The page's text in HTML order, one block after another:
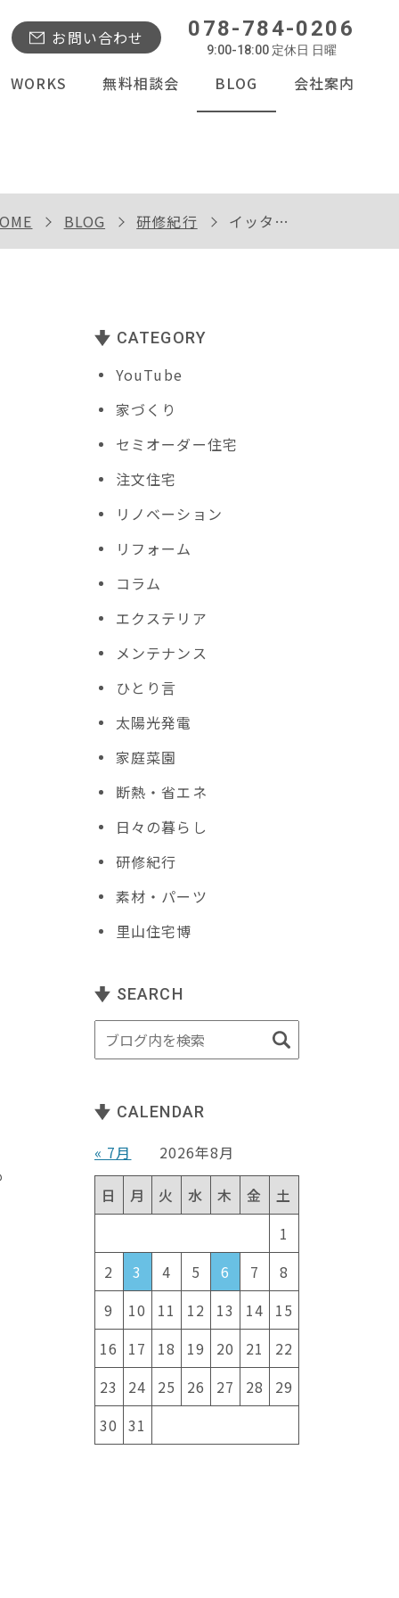
WORKS 無料相談会 BLOG 会社案内
お問い合わせ 078-784-0206
9:00-18:00 定休日 日曜
BLOG 研修紀行 イッタラ展と新風館
CATEGORY
YouTube
家づくり
セミオーダー住宅
注文住宅
リノベーション
リフォーム
コラム
エクステリア
メンテナンス
ひとり言
太陽光発電
家庭菜園
断熱・省エネ
日々の暮らし
研修紀行
素材・パーツ
里山住宅博
SEARCH
CALENDAR
« 7月
2026年8月
日
月 火 水 木 金
土
1
2
3 4 5 6 7
8
9
10 11 12 13 14
15
16
17 18 19 20 21
22
23
24 25 26 27 28
29
30 31